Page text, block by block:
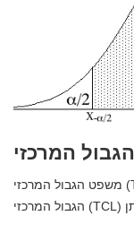
משפט הגבול המרכזי (TCL) | מה זה, משמעות, מושג והגדרה. משפט